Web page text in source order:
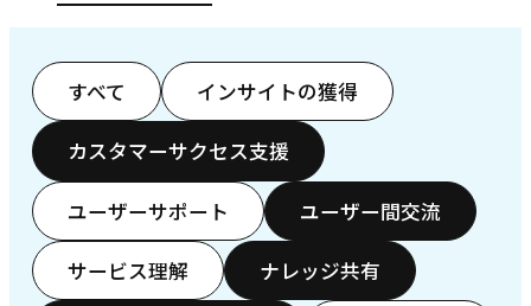
すべて インサイトの獲得
カスタマーサクセス支援
ユーザーサポート ユーザー間交流
サービス理解 ナレッジ共有